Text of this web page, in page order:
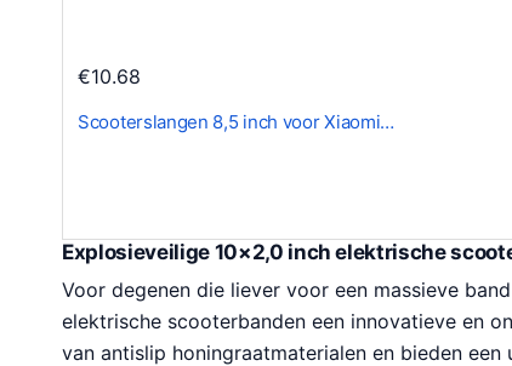
€10.68
Scooterslangen 8,5 inch voor Xiaomi…
Explosieveilige 10×2,0 inch elektrische
Voor degenen die liever voor een massieve
elektrische scooterbanden een innovatieve en
van antislip honingraatmaterialen en bieden